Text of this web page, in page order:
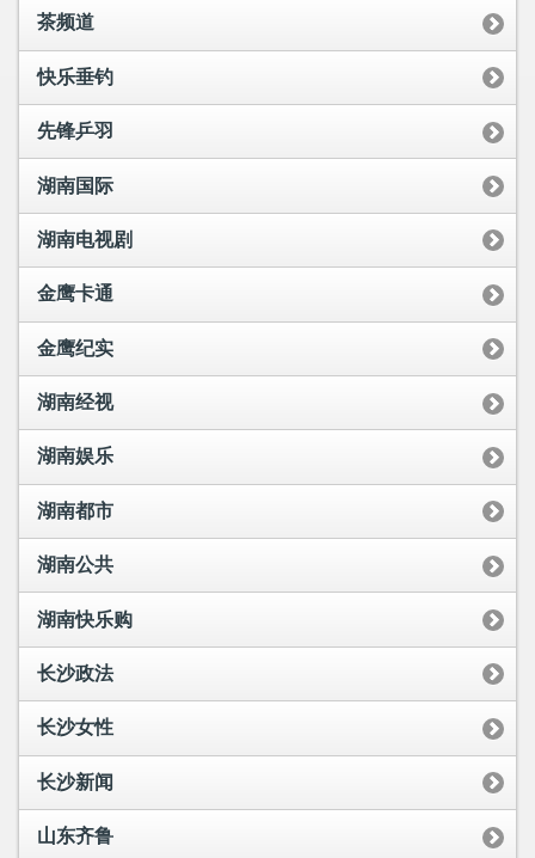
茶频道
快乐垂钓
先锋乒羽
湖南国际
湖南电视剧
金鹰卡通
金鹰纪实
湖南经视
湖南娱乐
湖南都市
湖南公共
湖南快乐购
长沙政法
长沙女性
长沙新闻
山东齐鲁